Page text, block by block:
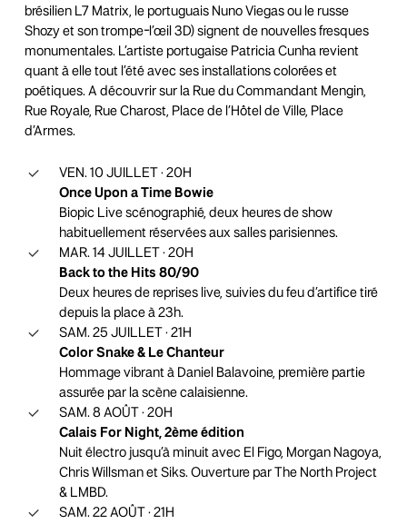
brésilien L7 Matrix, le portuguais Nuno Viegas ou le russe
Shozy et son trompe-l’œil 3D) signent de nouvelles fresques
monumentales. L’artiste portugaise Patricia Cunha revient
quant à elle tout l’été avec ses installations colorées et
poétiques. A découvrir sur la Rue du Commandant Mengin,
Rue Royale, Rue Charost, Place de l’Hôtel de Ville, Place
d’Armes.
VEN. 10 JUILLET · 20H
Once Upon a Time Bowie
Biopic Live scénographié, deux heures de show
habituellement réservées aux salles parisiennes.
MAR. 14 JUILLET · 20H
Back to the Hits 80/90
Deux heures de reprises live, suivies du feu d’artifice tiré
depuis la place à 23h.
SAM. 25 JUILLET · 21H
Color Snake & Le Chanteur
Hommage vibrant à Daniel Balavoine, première partie
assurée par la scène calaisienne.
SAM. 8 AOÛT · 20H
Calais For Night, 2ème édition
Nuit électro jusqu’à minuit avec El Figo, Morgan Nagoya,
Chris Willsman et Siks. Ouverture par The North Project
& LMBD.
SAM. 22 AOÛT · 21H